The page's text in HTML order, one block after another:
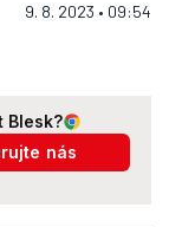
9. 8. 2023 • 09:54
Blesk?
nás